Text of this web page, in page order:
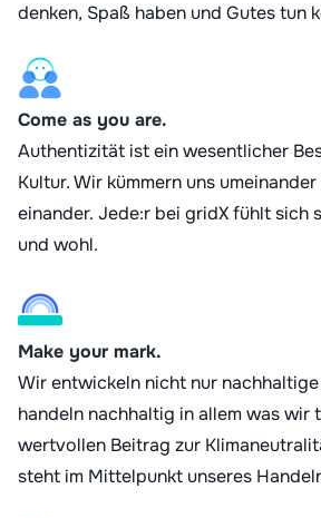
denken, Spaß haben und Gutes tun
Come as you are.
Authentizität ist ein wesentlicher
Kultur. Wir kümmern uns
einander. Jede:r bei gridX fühlt sich
und wohl.
Make your mark.
Wir entwickeln nicht nur
handeln nachhaltig in allem was wir
wertvollen Beitrag zur
steht im Mittelpunkt unseres